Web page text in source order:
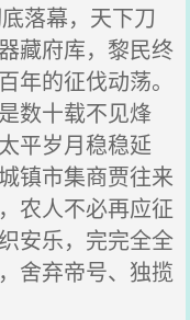
落幕，天下刀
藏府库，黎民终
年的征伐动荡。
数十载不见烽
平岁月稳稳延
镇市集商贾往来
农人不必再应征
安乐，完完全全
舍弃帝号、独揽